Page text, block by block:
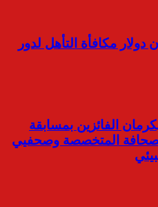
يترقب 11 مليون دولار مكافأة التأهل لدور
الفائزين بمسابقة
المتخصصة وصحفيي